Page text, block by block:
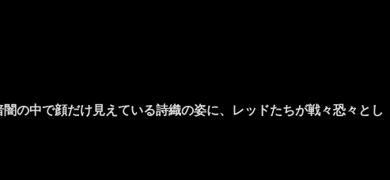
の中で顔だけ見えている詩織の姿に、レッドたちが戦々恐々とし